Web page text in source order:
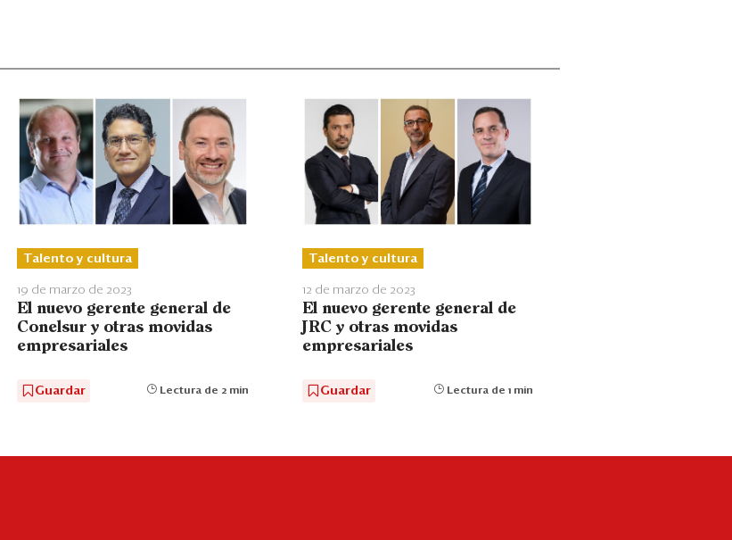
Talento y cultura
19 de marzo de 2023
El nuevo gerente general de
Conelsur y otras movidas
empresariales
Guardar Lectura de 2 min
Talento y cultura
12 de marzo de 2023
El nuevo gerente general de
JRC y otras movidas
empresariales
Guardar Lectura de 1 min